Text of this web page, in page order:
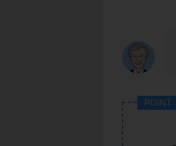
POINT